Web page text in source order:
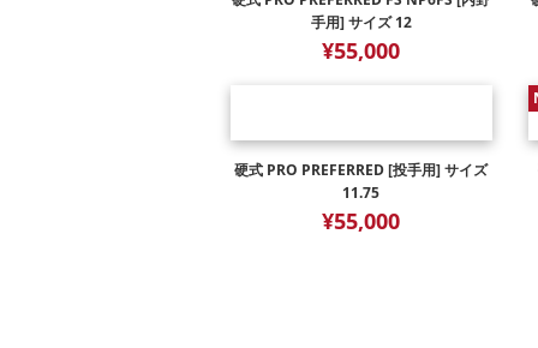
手用] サイズ 12
¥55,000
硬式 PRO PREFERRED [投手用] サイズ
11.75
¥55,000